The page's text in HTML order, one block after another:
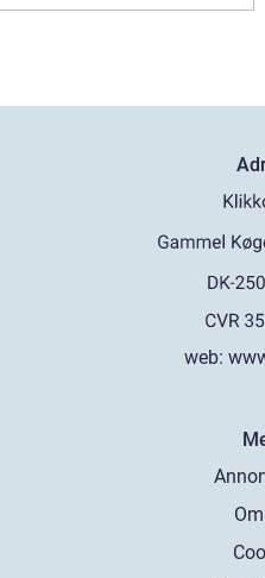
web: